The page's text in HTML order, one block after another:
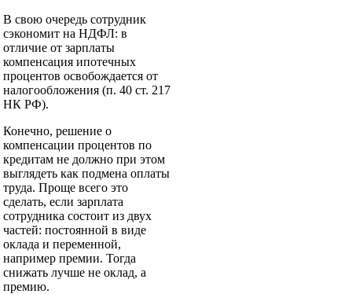
В свою очередь сотрудник
сэкономит на НДФЛ: в
отличие от зарплаты
компенсация ипотечных
процентов освобождается от
налогообложения (п. 40 ст. 217
НК РФ).
Конечно, решение о
компенсации процентов по
кредитам не должно при этом
выглядеть как подмена оплаты
труда. Проще всего это
сделать, если зарплата
сотрудника состоит из двух
частей: постоянной в виде
оклада и переменной,
например премии. Тогда
снижать лучше не оклад, а
премию.